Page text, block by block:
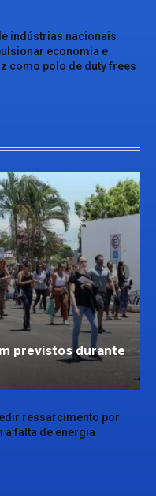
indústrias nacionais
economia e
como polo de duty frees
previstos durante
ressarcimento por
a falta de energia